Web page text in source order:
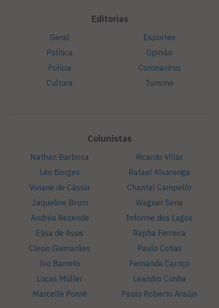
Editorias
Geral
Política
Polícia
Cultura
Esportes
Opinião
Coronavírus
Turismo
Colunistas
Nathan Barbosa
Léo Borges
Viviane de Cássia
Jaqueline Brum
Andréa Rezende
Elisa de Assis
Clesio Guimarães
Ivo Barreto
Lucas Müller
Marcelle Ponté
Ricardo Villar
Rafael Alvarenga
Chantal Campello
Wagner Sena
Informe dos Lagos
Rapha Ferreira
Paulo Cotias
Fernanda Carriço
Leandro Cunha
Paulo Roberto Araújo